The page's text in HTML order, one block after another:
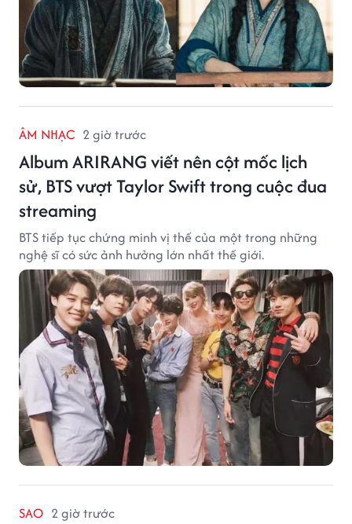
ÂM NHẠC 2 giờ trước
Album ARIRANG viết nên cột mốc lịch
sử, BTS vượt Taylor Swift trong cuộc đua
streaming
BTS tiếp tục chứng minh vị thế của một trong những
nghệ sĩ có sức ảnh hưởng lớn nhất thế giới.
SAO 2 giờ trước